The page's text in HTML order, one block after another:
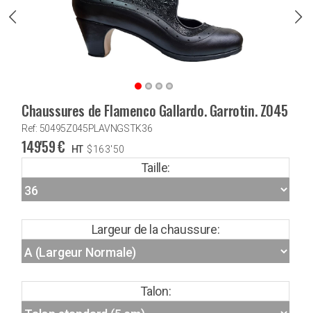
Chaussures de Flamenco Gallardo. Garrotin. Z045
Ref: 50495Z045PLAVNGSTK36
149'59€ HT $163'50
Taille:
Largeur de la chaussure:
Talon: